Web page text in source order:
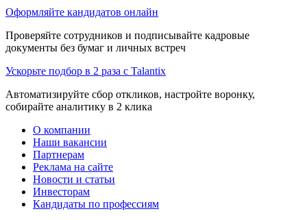
Оформляйте кандидатов онлайн
Проверяйте сотрудников и подписывайте кадровые
документы без бумаг и личных встреч
Ускорьте подбор в 2 раза с Talantix
Автоматизируйте сбор откликов, настройте воронку,
собирайте аналитику в 2 клика
О компании
Наши вакансии
Партнерам
Реклама на сайте
Новости и статьи
Инвесторам
Кандидаты по профессиям